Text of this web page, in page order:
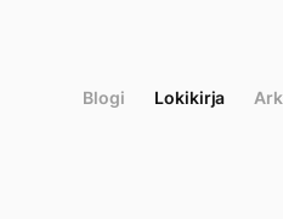
Blogi Lokikirja